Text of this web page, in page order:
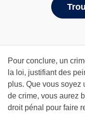
Pour conclure, un
la loi, justifiant des
plus. Que vous soyez
de crime, vous aurez
droit pénal pour faire